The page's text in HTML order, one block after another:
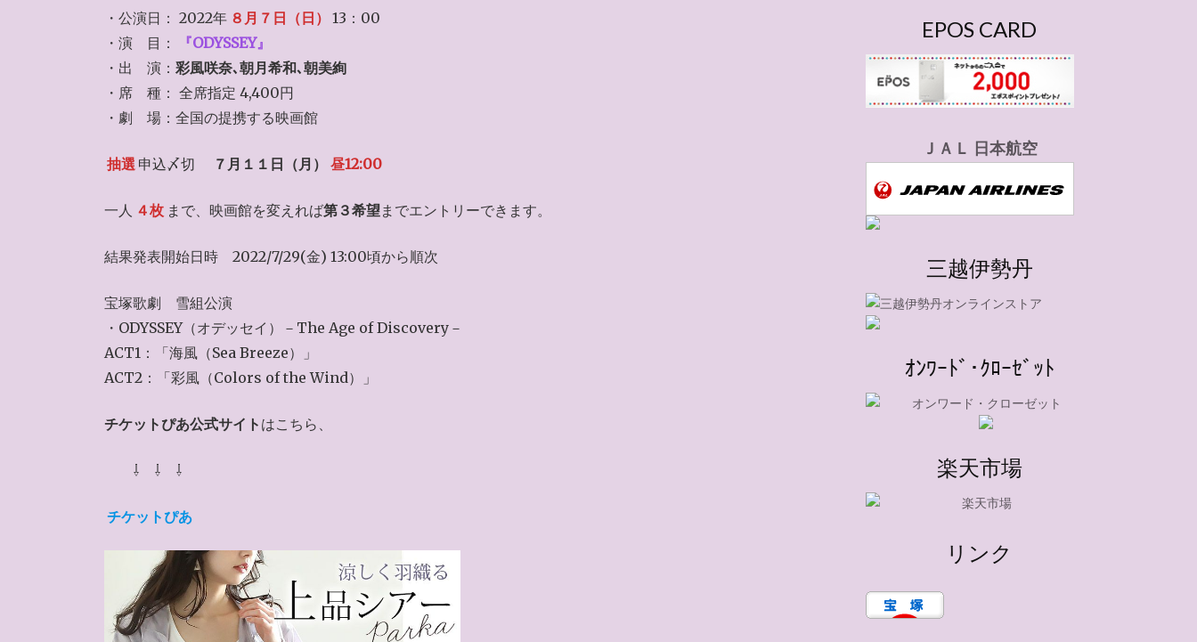
・公演日： 2022年 ８月７日（日）
13：00
・演 目：
『ODYSSEY』
・出 演： 彩風咲奈､朝月希和､朝美絢
・席 種： 全席指定 4,400円
・劇 場：全国の提携する映画館
抽選 申込〆切 ７月１１日（月） 昼12:00
一人 ４枚 まで、映画館を変えれば第３希望までエントリーできます。
結果発表開始日時 2022/7/29(金) 13:00頃から順次
宝塚歌劇 雪組公演
・ODYSSEY（オデッセイ）－The Age of Discovery－
ACT1：「海風（Sea Breeze）」
ACT2：「彩風（Colors of the Wind）」
チケットぴあ公式サイト はこちら、
⇩ ⇩ ⇩
チケットぴあ
EPOS CARD
ＪＡＬ 日本航空
三越伊勢丹
ｵﾝﾜｰﾄﾞ･ｸﾛｰｾﾞｯﾄ
楽天市場
リンク